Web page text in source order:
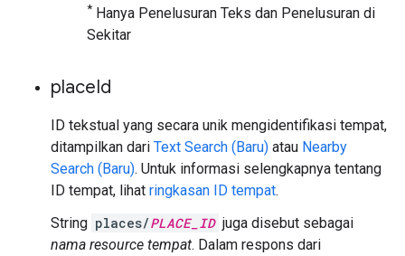
* Hanya Penelusuran Teks dan Penelusuran di
Sekitar
placeId
ID tekstual yang secara unik mengidentifikasi tempat,
ditampilkan dari Text Search (Baru) atau Nearby
Search (Baru). Untuk informasi selengkapnya tentang
ID tempat, lihat ringkasan ID tempat.
String places/PLACE_ID juga disebut sebagai
nama resource tempat. Dalam respons dari